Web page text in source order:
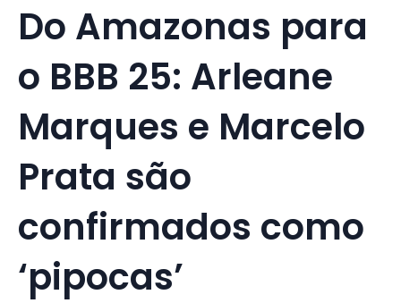
Do Amazonas para
o BBB 25: Arleane
Marques e Marcelo
Prata são
confirmados como
‘pipocas’